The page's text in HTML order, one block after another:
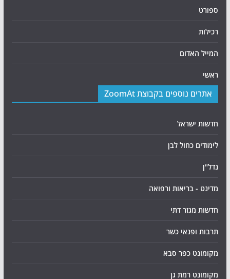
ספורט
רכילות
המייל האדום
ראשי
אתרים נוספים בקבוצת ZoomAt
חדשות ישראל
לימודים כחול לבן
נדל"ן
מדינט - בריאות ורפואה
חדשות מגזר דתי
תרבות ופנאי כשר
מקומונט כפר סבא
מקומונט רמת גן